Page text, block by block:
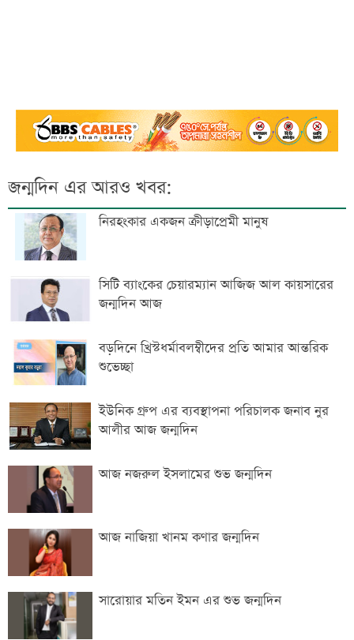
জন্মদিন এর আরও খবর:
নিরহংকার একজন ক্রীড়াপ্রেমী মানুষ
সিটি ব্যাংকের চেয়ারম্যান আজিজ আল কায়সারের
জন্মদিন আজ
বড়দিনে খ্রিস্টধর্মাবলম্বীদের প্রতি আমার আন্তরিক
শুভেচ্ছা
ইউনিক গ্রুপ এর ব্যবস্থাপনা পরিচালক জনাব নুর
আলীর আজ জন্মদিন
আজ নজরুল ইসলামের শুভ জন্মদিন
আজ নাজিয়া খানম কণার জন্মদিন
সারোয়ার মতিন ইমন এর শুভ জন্মদিন